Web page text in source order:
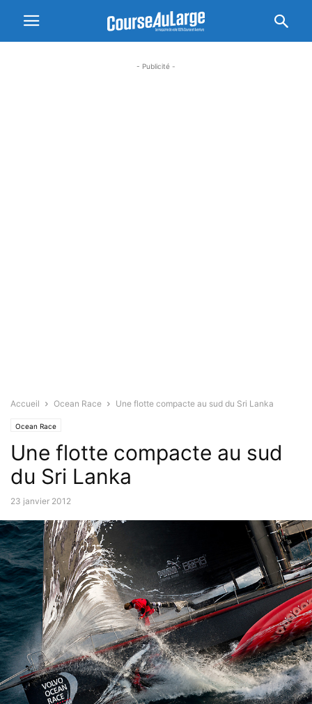
- Publicité -
Accueil Ocean Race Une flotte compacte au sud du Sri Lanka
Ocean Race
Une flotte compacte au sud
du Sri Lanka
23 janvier 2012